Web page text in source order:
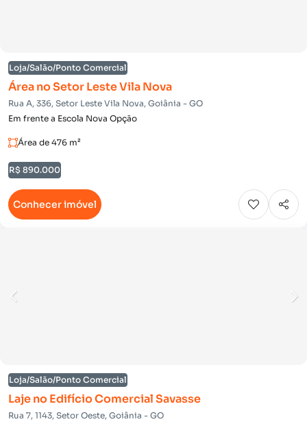
Loja/Salão/Ponto Comercial
Área no Setor Leste Vila Nova
Rua A, 336, Setor Leste Vila Nova, Goiânia - GO
Em frente a Escola Nova Opção
Área de 476 m²
R$ 890.000
Conhecer imóvel
Loja/Salão/Ponto Comercial
Laje no Edifício Comercial Savasse
Rua 7, 1143, Setor Oeste, Goiânia - GO